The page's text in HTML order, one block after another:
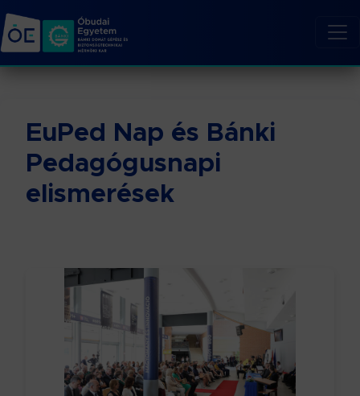
EuPed Nap és Bánki
Pedagógusnapi
elismerések